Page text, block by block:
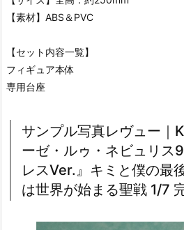
【素材】ABS＆PVC
【セット内容一覧】
フィギュア本体
専用台座
サンプル写真レヴュー｜
ーゼ・ルゥ・ネビュリス
レスVer.』キミと僕の最
は世界が始まる聖戦 1/7